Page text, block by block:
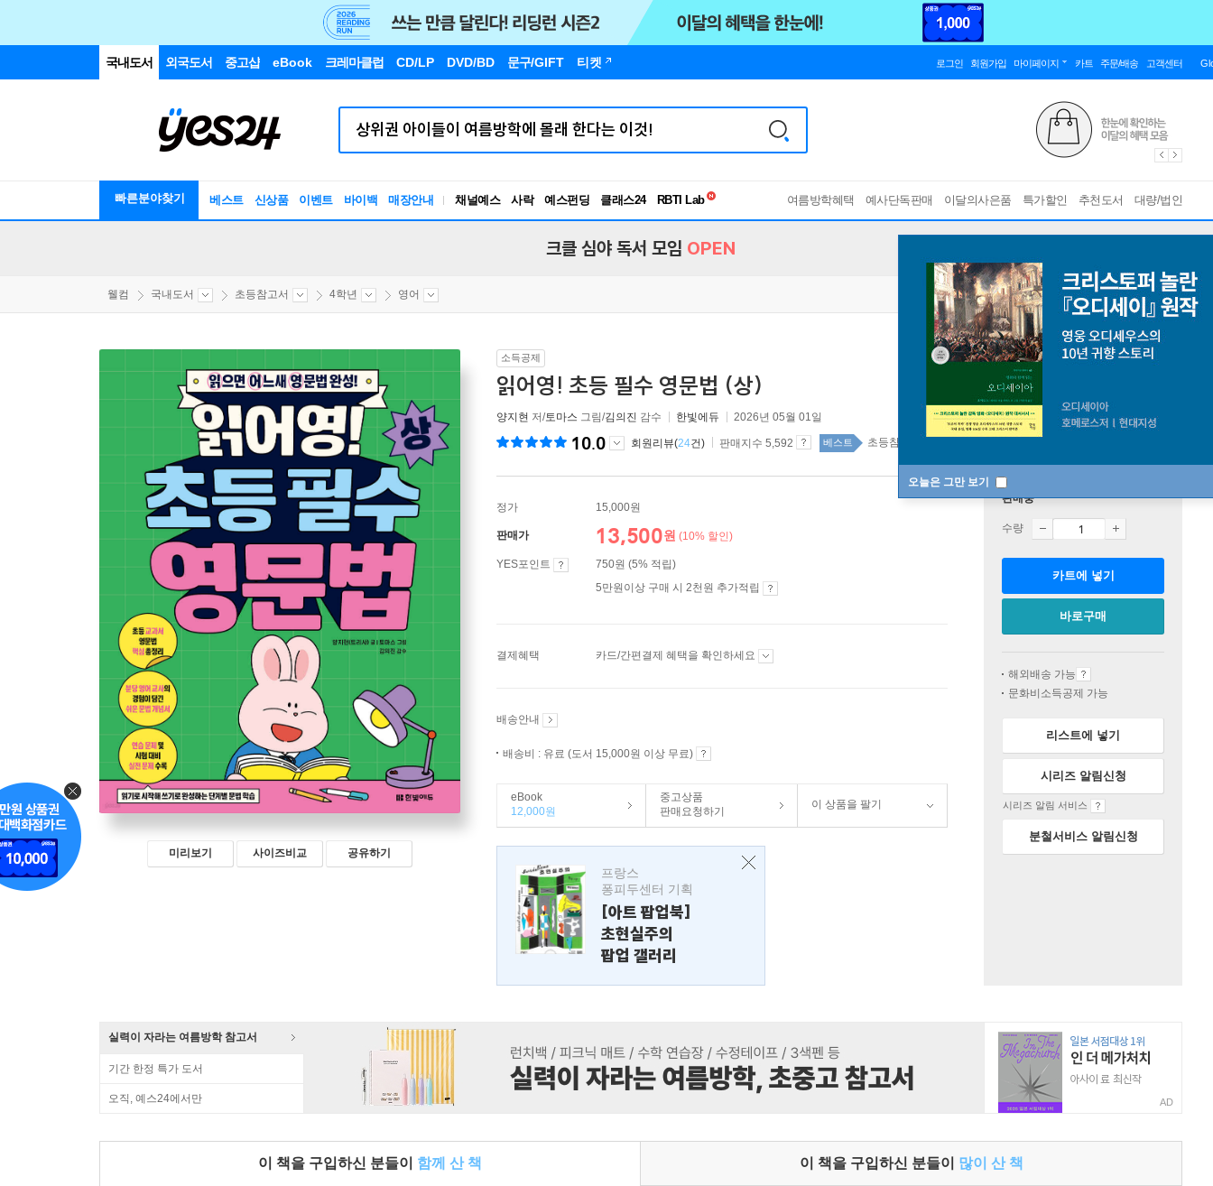
국내도서 외국도서 중고샵 eBook 크레마클럽 CD/LP DVD/BD 문구/GIFT 티켓 로그인 회원가입 마이페이지 카트 주문/배송 고객센터
빠른분야찾기 베스트 신상품 이벤트 바이백 매장안내 채널예스 사락 예스펀딩 클래스24
RBTI Lab
여름방학혜택 예사단독판매 이달의사은품 특가할인 추천도서 대량/법인
오늘은 그만 보기
크클 심야 독서 모임 OPEN
웰컴 국내도서 초등참고서 4학년 영어
미리보기 사이즈비교 공유하기
소득공제
읽어영! 초등 필수 영문법 (상)
양지현 저/토마스 그림/김의진 감수 한빛에듀 2026년 05월 01일
10.0 회원리뷰(24건) 판매지수 5,592 베스트 초등참고서 top20 1주
정가 15,000원
판매가 13,500원 (10% 할인)
YES포인트
750원 (5% 적립)
5만원이상 구매 시 2천원 추가적립
결제혜택 카드/간편결제 혜택을 확인하세요
배송안내
배송비 : 유료 (도서 15,000원 이상 무료)
eBook
12,000원
중고상품
판매요청하기
이 상품을 팔기
프랑스
퐁피두센터 기획
[아트 팝업북]
초현실주의
팝업 갤러리
판매중
수량
카트에 넣기
바로구매
해외배송 가능
문화비소득공제 가능
리스트에 넣기
시리즈 알림신청
시리즈 알림 서비스
분철서비스 알림신청
실력이 자라는 여름방학 참고서
기간 한정 특가 도서
오직, 예스24에서만 AD
이 책을 구입하신 분들이 함께 산 책 이 책을 구입하신 분들이 많이 산 책